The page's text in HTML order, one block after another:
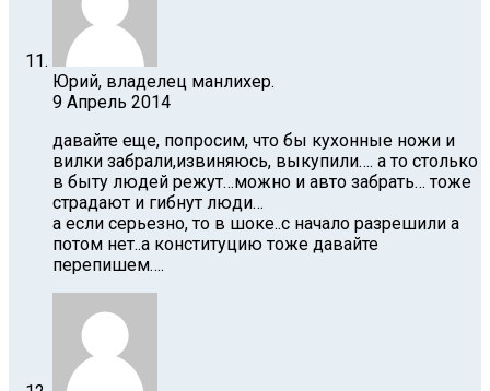
Юрий, владелец манлихер.
9 Апрель 2014
давайте еще, попросим, что бы кухонные ножи и
вилки забрали,извиняюсь, выкупили…. а то столько
в быту людей режут…можно и авто забрать… тоже
страдают и гибнут люди…
а если серьезно, то в шоке..с начало разрешили а
потом нет..а конституцию тоже давайте
перепишем….